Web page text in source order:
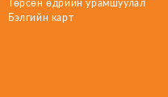
Төрсөн өдрийн урамшуулал
Бэлгийн карт